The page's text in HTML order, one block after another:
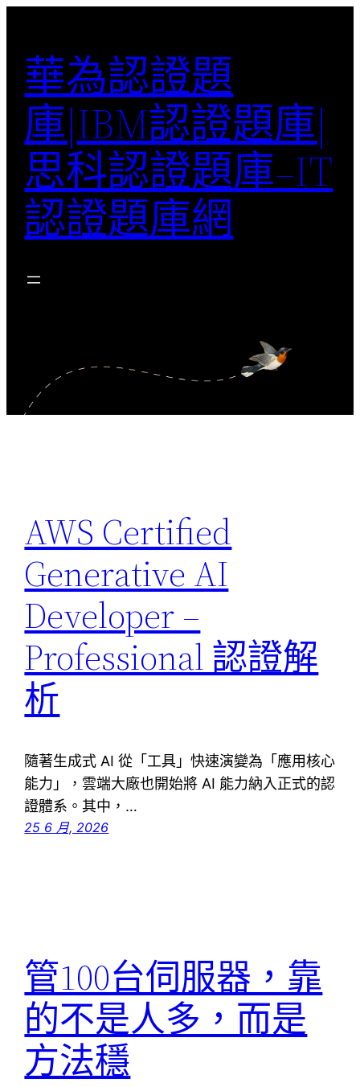
華為認證題
庫|IBM認證題庫|
思科認證題庫–IT
認證題庫網
AWS Certified
Generative AI
Developer –
Professional 認證解
析
隨著生成式 AI 從「工具」快速演變為「應用核心
能力」，雲端大廠也開始將 AI 能力納入正式的認
證體系。其中，…
25 6 月, 2026
管100台伺服器，靠
的不是人多，而是
方法穩